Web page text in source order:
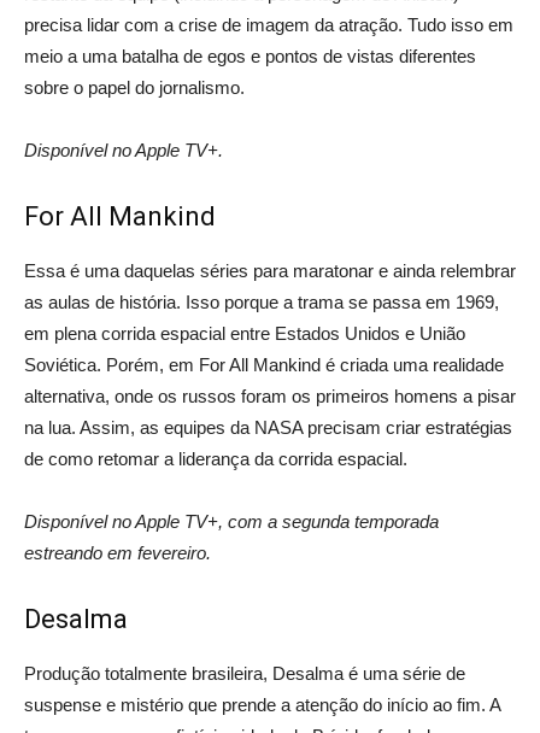
precisa lidar com a crise de imagem da atração. Tudo isso em
meio a uma batalha de egos e pontos de vistas diferentes
sobre o papel do jornalismo.
Disponível no Apple TV+.
For All Mankind
Essa é uma daquelas séries para maratonar e ainda relembrar
as aulas de história. Isso porque a trama se passa em 1969,
em plena corrida espacial entre Estados Unidos e União
Soviética. Porém, em For All Mankind é criada uma realidade
alternativa, onde os russos foram os primeiros homens a pisar
na lua. Assim, as equipes da NASA precisam criar estratégias
de como retomar a liderança da corrida espacial.
Disponível no Apple TV+, com a segunda temporada
estreando em fevereiro.
Desalma
Produção totalmente brasileira, Desalma é uma série de
suspense e mistério que prende a atenção do início ao fim. A